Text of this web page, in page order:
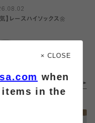
気】レースハイソックス🌼
仙台セルバ店
× CLOSE
when
in the